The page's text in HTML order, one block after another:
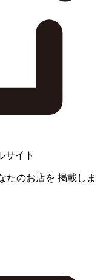
サイト
たのお店を 掲載しま